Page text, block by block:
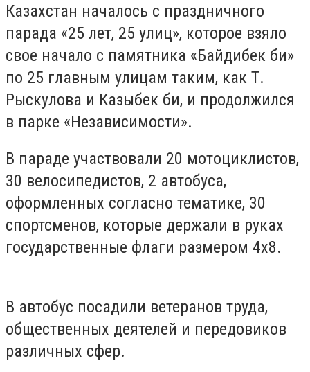
Казахстан началось с праздничного
парада «25 лет, 25 улиц», которое взяло
свое начало с памятника «Байдибек би»
по 25 главным улицам таким, как Т.
Рыскулова и Казыбек би, и продолжился
в парке «Независимости».
В параде участвовали 20 мотоциклистов,
30 велосипедистов, 2 автобуса,
оформленных согласно тематике, 30
спортсменов, которые держали в руках
государственные флаги размером 4х8.
В автобус посадили ветеранов труда,
общественных деятелей и передовиков
различных сфер.